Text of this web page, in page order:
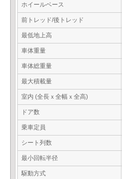
ホイールベース
前トレッド/後トレッド
最低地上高
車体重量
車体総重量
最大積載量
室内 (全長ｘ全幅ｘ全高)
ドア数
乗車定員
シート列数
最小回転半径
駆動方式